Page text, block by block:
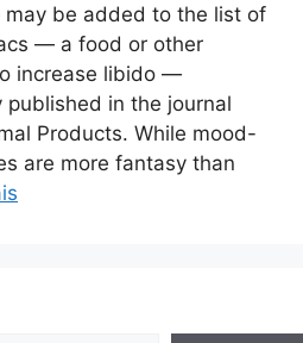
may be added to the list of
— a food or other
increase libido —
in the journal
Products. While mood-
are more fantasy than